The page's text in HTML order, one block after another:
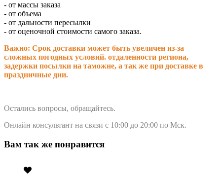
- от массы заказа
- от объема
- от дальности пересылки
- от оценочной стоимости самого заказа.
Важно: Срок доставки может быть увеличен из-за
сложных погодных условий. отдаленности региона,
задержки посылки на таможне, а так же при доставке в
праздничные дни.
Остались вопросы, обращайтесь.
Онлайн консультант на связи с 10:00 до 20:00 по Мск.
Вам так же понравится